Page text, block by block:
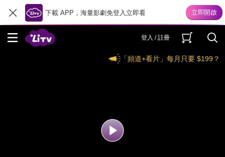
下載 APP，海量影劇免登入立即看
登入 / 註冊
「頻道+看片」每月只要 $199？